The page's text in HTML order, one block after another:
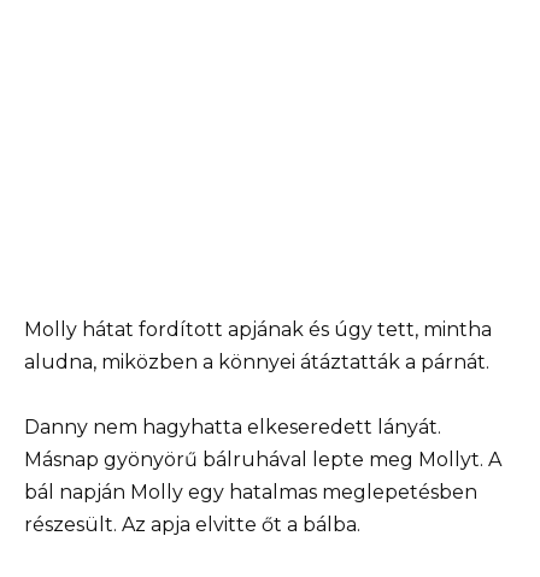
Molly hátat fordított apjának és úgy tett, mintha
aludna, miközben a könnyei átáztatták a párnát.
Danny nem hagyhatta elkeseredett lányát.
Másnap gyönyörű bálruhával lepte meg Mollyt. A
bál napján Molly egy hatalmas meglepetésben
részesült. Az apja elvitte őt a bálba.